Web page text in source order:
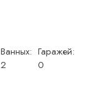
Ванных:
2
Гаражей:
0